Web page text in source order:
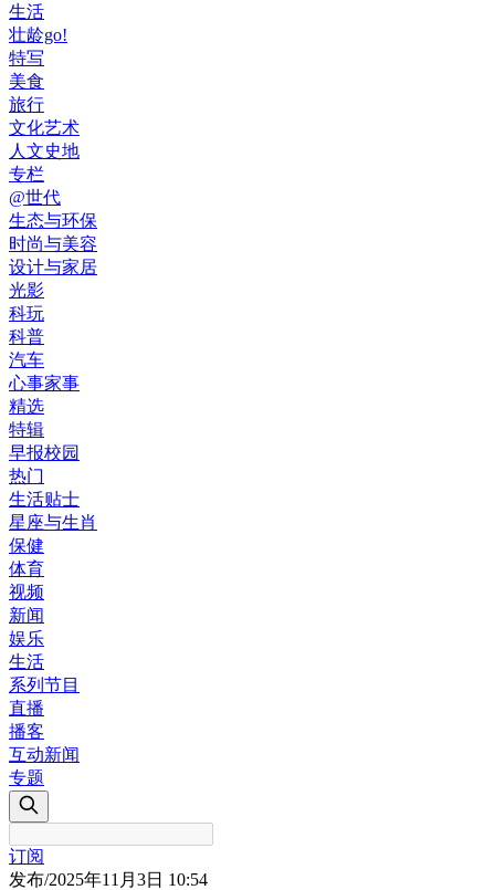
生活
壮龄go!
特写
美食
旅行
文化艺术
人文史地
专栏
@世代
生态与环保
时尚与美容
设计与家居
光影
科玩
科普
汽车
心事家事
精选
特辑
早报校园
热门
生活贴士
星座与生肖
保健
体育
视频
新闻
娱乐
生活
系列节目
直播
播客
互动新闻
专题
订阅
发布/2025年11月3日 10:54